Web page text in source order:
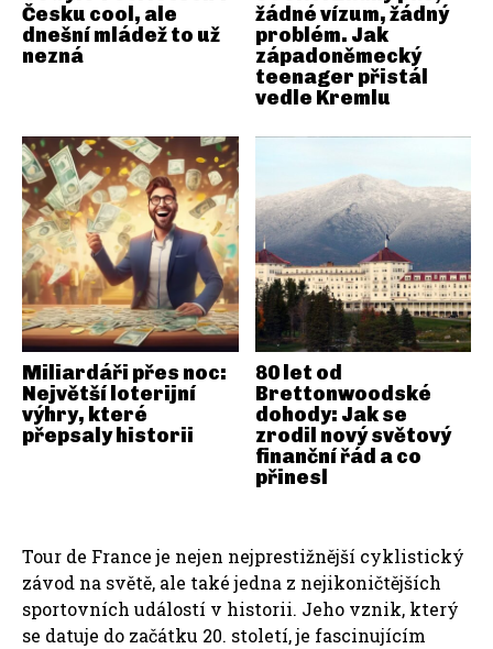
Tour de France je nejen nejprestižnější cyklistický
závod na světě, ale také jedna z nejikoničtějších
sportovních událostí v historii. Jeho vznik, který
se datuje do začátku 20. století, je fascinujícím
Česku cool, ale
dnešní mládež to už
nezná
žádné vízum, žádný
problém. Jak
západoněmecký
teenager přistál
vedle Kremlu
Miliardáři přes noc:
Největší loterijní
výhry, které
přepsaly historii
80 let od
Brettonwoodské
dohody: Jak se
zrodil nový světový
finanční řád a co
přinesl